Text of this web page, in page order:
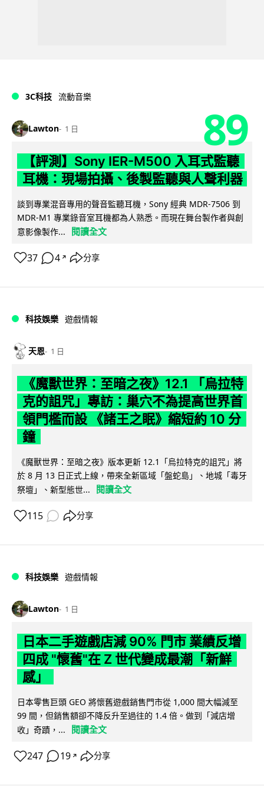
3C科技 流動音樂
Lawton 1 日 89
【評測】Sony IER-M500 入耳式監聽
耳機：現場拍攝、後製監聽與人聲利器
談到專業混音專用的聲音監聽耳機，Sony 經典 MDR-7506 到
MDR-M1 專業錄音室耳機都為人熟悉。而現在舞台製作者與創
意影像製作...
閱讀全文
37 4 ↗ 分享
科技娛樂 遊戲情報
天恩 1 日
《魔獸世界：至暗之夜》12.1 「烏拉特
克的詛咒」專訪：巢穴不為提高世界首
領門檻而設 《諸王之眠》縮短約 10 分
鐘
《魔獸世界：至暗之夜》版本更新 12.1「烏拉特克的詛咒」將
於 8 月 13 日正式上線，帶來全新區域「盤蛇島」、地城「毒牙
祭壇」、新型態世...
閱讀全文
115 分享
科技娛樂 遊戲情報
Lawton 1 日
日本二手遊戲店減 90% 門市 業績反增
四成 "懷舊"在 Z 世代變成最潮「新鮮
感」
日本零售巨頭 GEO 將懷舊遊戲銷售門市從 1,000 間大幅減至
99 間，但銷售額卻不降反升至過往的 1.4 倍。做到「減店增
收」奇蹟，...
閱讀全文
247 19 ↗ 分享